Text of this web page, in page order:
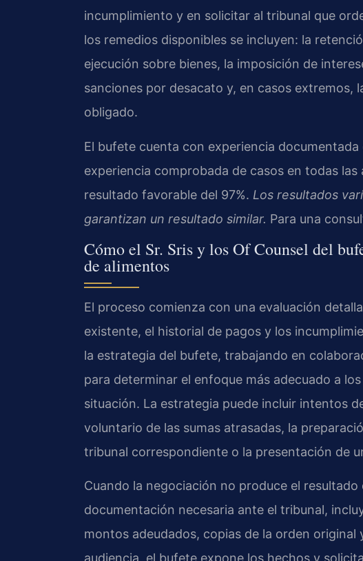
incumplimiento y en solicitar al tribunal que
los remedios disponibles se incluyen: la
ejecución sobre bienes, la imposición de
sanciones por desacato y, en casos extremos,
obligado.
El bufete cuenta con experiencia
experiencia comprobada de casos en todas
resultado favorable del 97%. Los resultados
garantizan un resultado similar. Para una
Cómo el Sr. Sris y los Of Counsel del
de alimentos
El proceso comienza con una evaluación
existente, el historial de pagos y los
la estrategia del bufete, trabajando en
para determinar el enfoque más adecuado a
situación. La estrategia puede incluir intentos
voluntario de las sumas atrasadas, la
tribunal correspondiente o la presentación de
Cuando la negociación no produce el
documentación necesaria ante el tribunal,
montos adeudados, copias de la orden original